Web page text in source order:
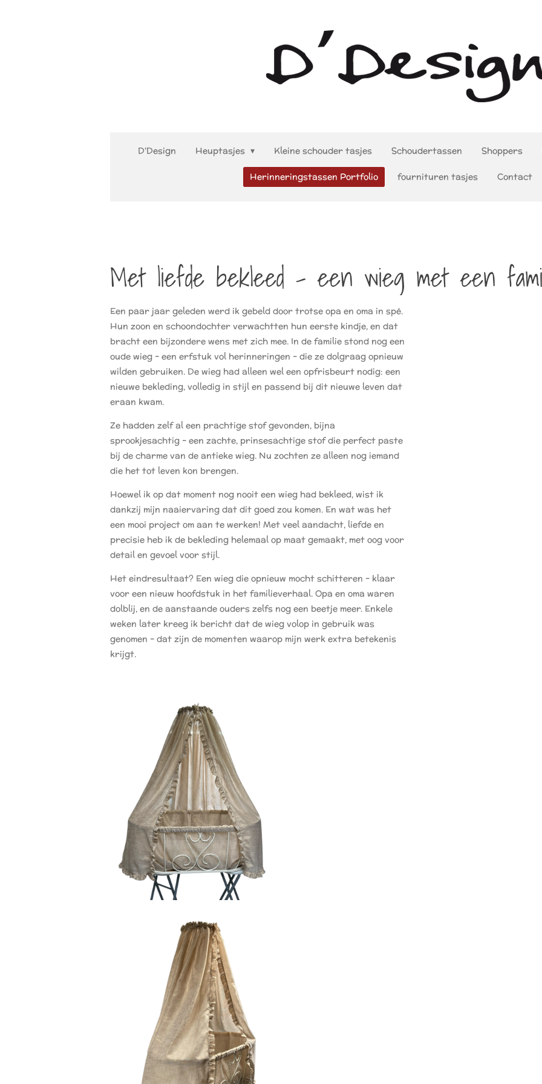
D'Design Heuptasjes Kleine schouder tasjes Schoudertassen Shoppers
Herinneringstassen Portfolio fournituren tasjes Contact
Met liefde bekleed – een wieg met een
Een paar jaar geleden werd ik gebeld door trotse opa en oma in spé.
Hun zoon en schoondochter verwachtten hun eerste kindje, en dat
bracht een bijzondere wens met zich mee. In de familie stond nog een
oude wieg – een erfstuk vol herinneringen – die ze dolgraag opnieuw
wilden gebruiken. De wieg had alleen wel een opfrisbeurt nodig: een
nieuwe bekleding, volledig in stijl en passend bij dit nieuwe leven dat
eraan kwam.
Ze hadden zelf al een prachtige stof gevonden, bijna
sprookjesachtig – een zachte, prinsesachtige stof die perfect paste
bij de charme van de antieke wieg. Nu zochten ze alleen nog iemand
die het tot leven kon brengen.
Hoewel ik op dat moment nog nooit een wieg had bekleed, wist ik
dankzij mijn naaiervaring dat dit goed zou komen. En wat was het
een mooi project om aan te werken! Met veel aandacht, liefde en
precisie heb ik de bekleding helemaal op maat gemaakt, met oog voor
detail en gevoel voor stijl.
Het eindresultaat? Een wieg die opnieuw mocht schitteren – klaar
voor een nieuw hoofdstuk in het familieverhaal. Opa en oma waren
dolblij, en de aanstaande ouders zelfs nog een beetje meer. Enkele
weken later kreeg ik bericht dat de wieg volop in gebruik was
genomen – dat zijn de momenten waarop mijn werk extra betekenis
krijgt.